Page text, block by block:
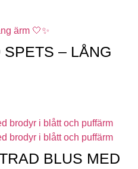
– LÅNG
BLUS MED